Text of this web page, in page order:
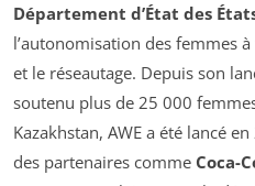
Département d’État des
l’autonomisation des femmes
et le réseautage. Depuis son
soutenu plus de 25 000
Kazakhstan, AWE a été lancé
des partenaires comme Coca-